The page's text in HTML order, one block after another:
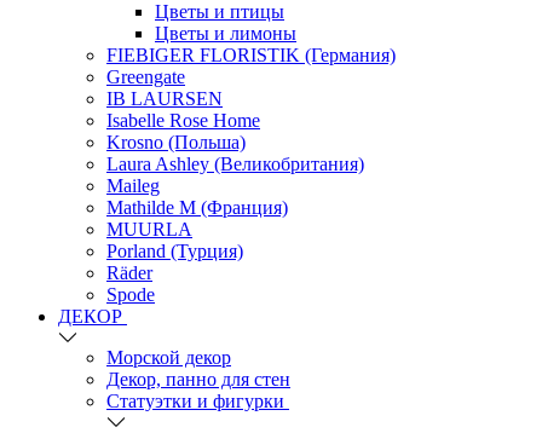
Цветы и птицы
Цветы и лимоны
FIEBIGER FLORISTIK (Германия)
Greengate
IB LAURSEN
Isabelle Rose Home
Krosno (Польша)
Laura Ashley (Великобритания)
Maileg
Mathilde M (Франция)
MUURLA
Porland (Турция)
Räder
Spode
ДЕКОР
Морской декор
Декор, панно для стен
Статуэтки и фигурки